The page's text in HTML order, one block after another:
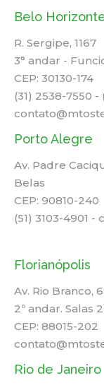
Belo
R. Sergipe, 1167
3° andar -
CEP: 30130-174
(31) 2538-7550 -
Porto Alegre
Av. Padre
Belas
CEP: 90810-240
(51) 3103-4901
Florianópolis
Av. Rio Branco,
2º andar. Salas
CEP: 88015-202
Rio de Janeiro